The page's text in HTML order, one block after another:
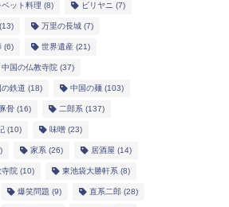
ベット料理 (8) ビリヤニ (7)
万里の長城(7)
(6) 世界遺産(21)
中国の仏教寺院(37)
鉄道 (18) 中国の麺(103)
骨(16) 二郎系 (137)
(10) 味噌(23)
家系 (26) 居酒屋 (14)
寺院(10) 東池袋大勝軒系 (8)
爆笑問題 (9) 直系二郎(28)